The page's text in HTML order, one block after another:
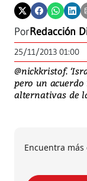
PorRedacción
25/11/2013 01:00
@nickkristof.
pero un
alternativas de
Encuentra